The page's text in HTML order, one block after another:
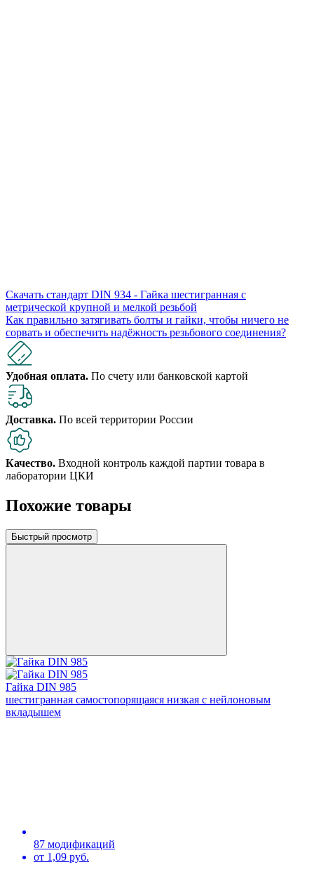
Скачать стандарт DIN 934 - Гайка шестигранная с
метрической крупной и мелкой резьбой
Как правильно затягивать болты и гайки, чтобы ничего не
сорвать и обеспечить надёжность резьбового соединения?
Удобная оплата. По счету или банковской картой
Доставка. По всей территории России
Качество. Входной контроль каждой партии товара в
лаборатории ЦКИ
Похожие товары
Быстрый просмотр
Гайка DIN 985
шестигранная самостопорящаяся низкая с нейлоновым
вкладышем
87 модификаций
от 1,09 руб.